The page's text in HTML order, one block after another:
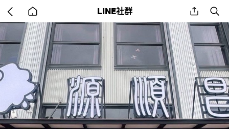
back
to
home
LINE社群 share